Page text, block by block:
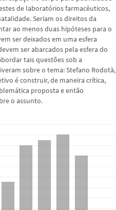
de laboratórios farmacêuticos,
Seriam os direitos da
ao menos duas hipóteses para o
ser deixados em uma esfera
ser abarcados pela esfera do
tais questões sob a
sobre o tema: Stefano Rodotà,
é construir, de maneira crítica,
proposta e então
o assunto.